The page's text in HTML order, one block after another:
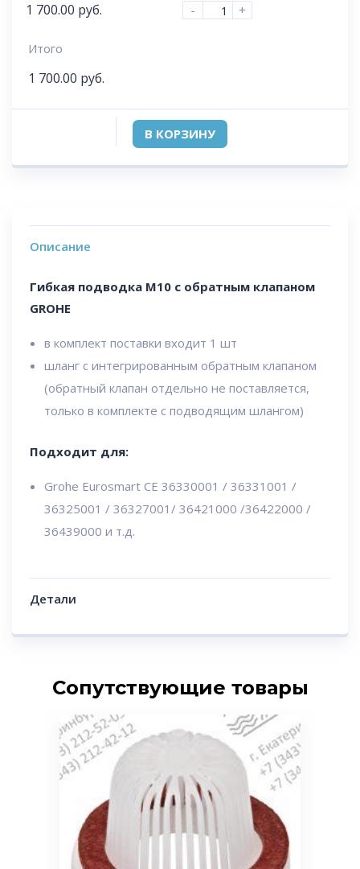
1 700.00 руб.
-
+
Итого
1 700.00 руб.
В КОРЗИНУ
Описание
Гибкая подводка M10 с обратным клапаном
GROHE
в комплект поставки входит 1 шт
шланг с интегрированным обратным клапаном
(обратный клапан отдельно не поставляется,
только в комплекте с подводящим шлангом)
Подходит для:
Grohe Eurosmart CE 36330001 / 36331001 /
36325001 / 36327001/ 36421000 /36422000 /
36439000 и т.д.
Детали
Сопутствующие товары